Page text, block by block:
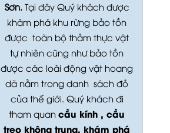
Sơn. Tại đây Quý khách được
khàm phá khu rừng bảo tồn
được toàn bộ thảm thực vật
tự nhiên cũng như bảo tồn
được các loài động vật hoang
dã nằm trong danh sách đỏ
của thế giới. Quý khách đi
tham quan cầu kính , cầu
treo không trung, khám phá